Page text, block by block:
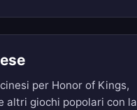
per Honor of Kings,
altri giochi popolari con la